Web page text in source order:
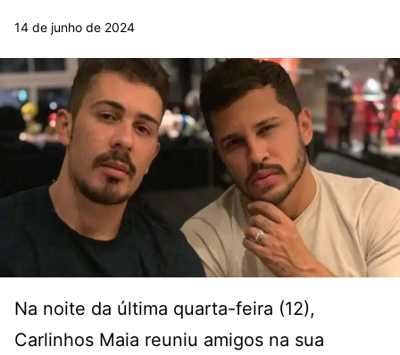
14 de junho de 2024
Na noite da última quarta-feira (12),
Carlinhos Maia reuniu amigos na sua